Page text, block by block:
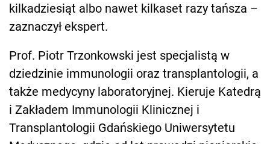
kilkadziesiąt albo nawet kilkaset razy tańsza –
zaznaczył ekspert.
Prof. Piotr Trzonkowski jest specjalistą w
dziedzinie immunologii oraz transplantologii, a
także medycyny laboratoryjnej. Kieruje Katedrą
i Zakładem Immunologii Klinicznej i
Transplantologii Gdańskiego Uniwersytetu